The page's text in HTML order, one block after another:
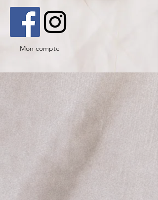
Mon compte